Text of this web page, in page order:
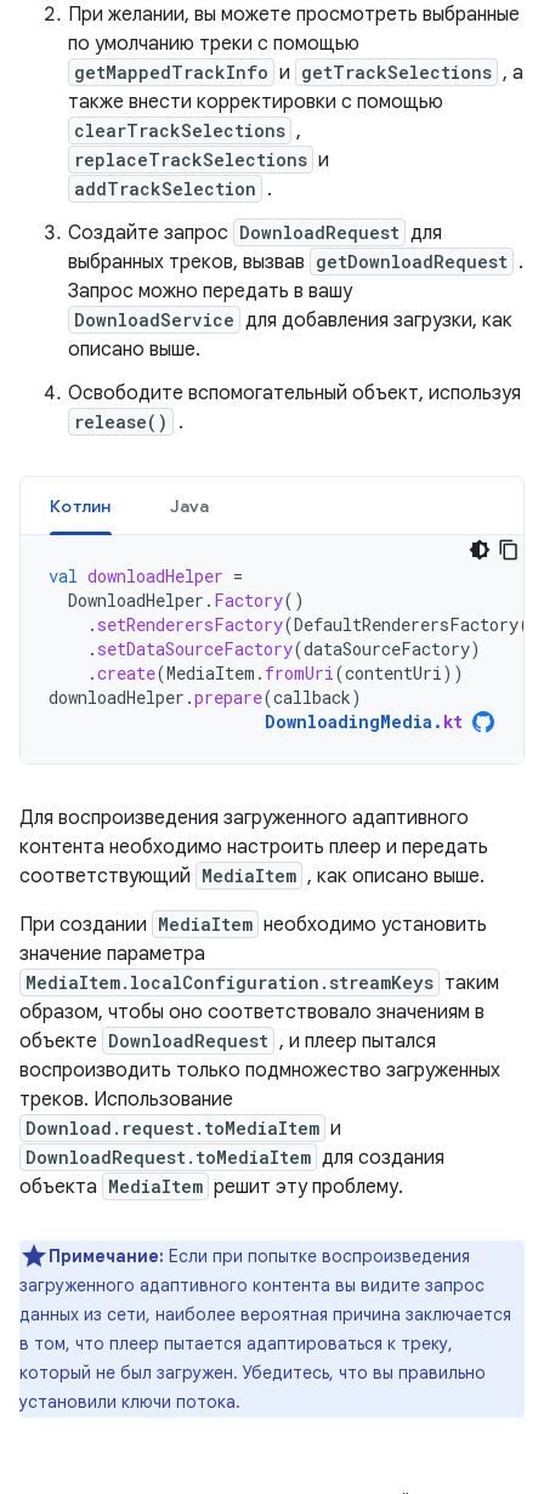
При желании, вы можете просмотреть выбранные
по умолчанию треки с помощью
getMappedTrackInfo и getTrackSelections , а
также внести корректировки с помощью
clearTrackSelections ,
replaceTrackSelections и
addTrackSelection .
Создайте запрос DownloadRequest для
выбранных треков, вызвав getDownloadRequest .
Запрос можно передать в вашу
DownloadService для добавления загрузки, как
описано выше.
Освободите вспомогательный объект, используя
release() .
Котлин Java
val downloadHelper =
DownloadHelper . Factory()
. setRenderersFactory(DefaultRenderersFactory(
. setDataSourceFactory(dataSourceFactory)
.create(MediaItem . fromUri (contentUri ))
downloadHelper .prepare(callback)
DownloadingMedia . kt
Для воспроизведения загруженного адаптивного
контента необходимо настроить плеер и передать
соответствующий MediaItem , как описано выше.
При создании MediaItem необходимо установить
значение параметра
MediaItem.localConfiguration.streamKeys таким
образом, чтобы оно соответствовало значениям в
объекте DownloadRequest , и плеер пытался
воспроизводить только подмножество загруженных
треков. Использование
Download.request.toMediaItem и
DownloadRequest.toMediaItem для создания
объекта MediaItem решит эту проблему.
Примечание: Если при попытке воспроизведения
загруженного адаптивного контента вы видите запрос
данных из сети, наиболее вероятная причина заключается
в том, что плеер пытается адаптироваться к треку,
который не был загружен. Убедитесь, что вы правильно
установили ключи потока.